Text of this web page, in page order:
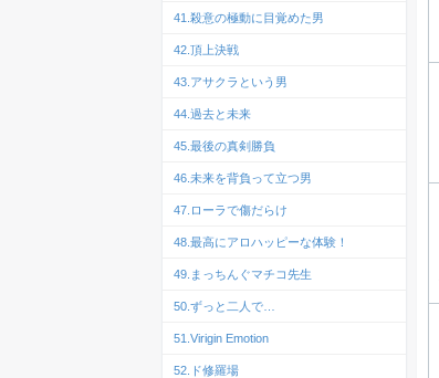
41.殺意の極動に目覚めた男
42.頂上決戦
43.アサクラという男
44.過去と未来
45.最後の真剣勝負
46.未来を背負って立つ男
47.ローラで傷だらけ
48.最高にアロハッピーな体験！
49.まっちんぐマチコ先生
50.ずっと二人で…
51.Virigin Emotion
52.ド修羅場